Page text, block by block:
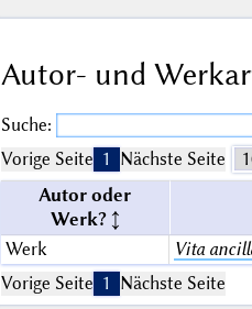
Autor- und
Suche:
Vorige Seite 1 Nächste Seite
Autor oder
Werk?
Werk Vita
Vorige Seite 1 Nächste Seite